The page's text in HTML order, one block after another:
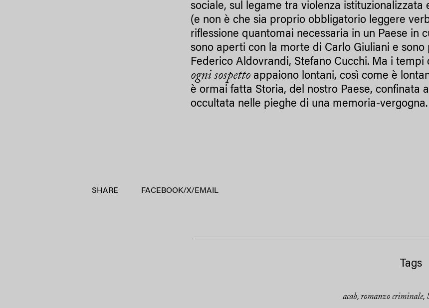
sociale, sul legame tra violenza
(e non è che sia proprio obbligatorio leggere
riflessione quantomai necessaria in un Paese in
sono aperti con la morte di Carlo Giuliani e
Federico Aldovrandi, Stefano Cucchi. Ma i
ogni sospetto appaiono lontani, così come è
è ormai fatta Storia, del nostro Paese, confinata
occultata nelle pieghe di una memoria-vergogna.
SHARE FACEBOOK/X/ EMAIL
Tags
acab, romanzo criminale,